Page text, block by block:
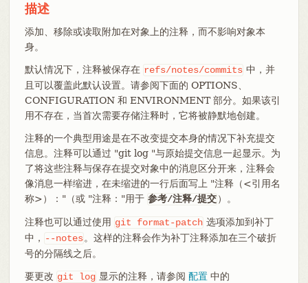
描述
添加、移除或读取附加在对象上的注释，而不影响对象本
身。
默认情况下，注释被保存在 refs/notes/commits 中，并
且可以覆盖此默认设置。请参阅下面的 OPTIONS、
CONFIGURATION 和 ENVIRONMENT 部分。如果该引
用不存在，当首次需要存储注释时，它将被静默地创建。
注释的一个典型用途是在不改变提交本身的情况下补充提交
信息。注释可以通过 "git log "与原始提交信息一起显示。为
了将这些注释与保存在提交对象中的消息区分开来，注释会
像消息一样缩进，在未缩进的一行后面写上 "注释（<引用名
称>）："（或 "注释："用于 参考/注释/提交 ）。
注释也可以通过使用 git format-patch 选项添加到补丁
中， --notes 。这样的注释会作为补丁注释添加在三个破折
号的分隔线之后。
要更改 git log 显示的注释，请参阅 配置中的